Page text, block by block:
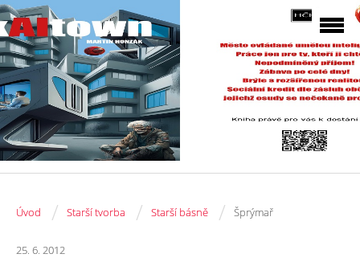
Úvod / Starší tvorba / Starší básně / Šprýmař
25. 6. 2012